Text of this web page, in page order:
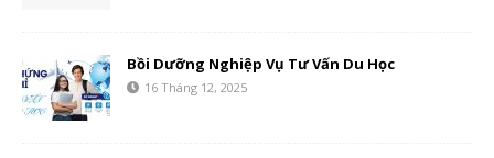
Bồi Dưỡng Nghiệp Vụ Tư Vấn Du Học
16 Tháng 12, 2025